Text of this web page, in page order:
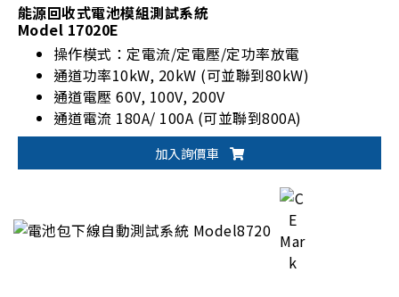
能源回收式電池模組測試系統
Model 17020E
操作模式：定電流/定電壓/定功率放電
通道功率10kW, 20kW (可並聯到80kW)
通道電壓 60V, 100V, 200V
通道電流 180A/ 100A (可並聯到800A)
加入詢價車